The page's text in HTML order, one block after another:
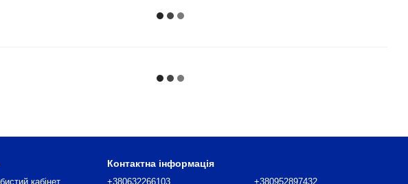
кабінет
Контактна інформація
+380632266103 +380952897432